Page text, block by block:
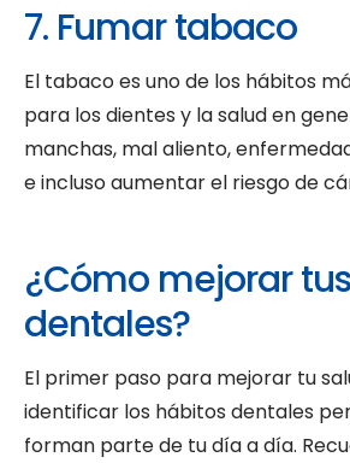
7. Fumar tabaco
El tabaco es uno de los hábitos
para los dientes y la salud en
manchas, mal aliento,
e incluso aumentar el riesgo de
¿Cómo mejorar
dentales?
El primer paso para mejorar tu
identificar los hábitos dentales
forman parte de tu día a día.